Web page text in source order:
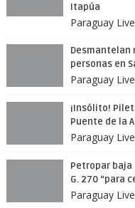
Itapúa
Paraguay Live
Desmantelan
personas en
Paraguay Live
¡Insólito!
Puente de la
Paraguay Live
Petropar
G. 270 “para
Paraguay Live